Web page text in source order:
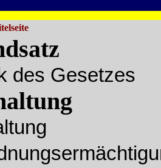
des Gesetzes